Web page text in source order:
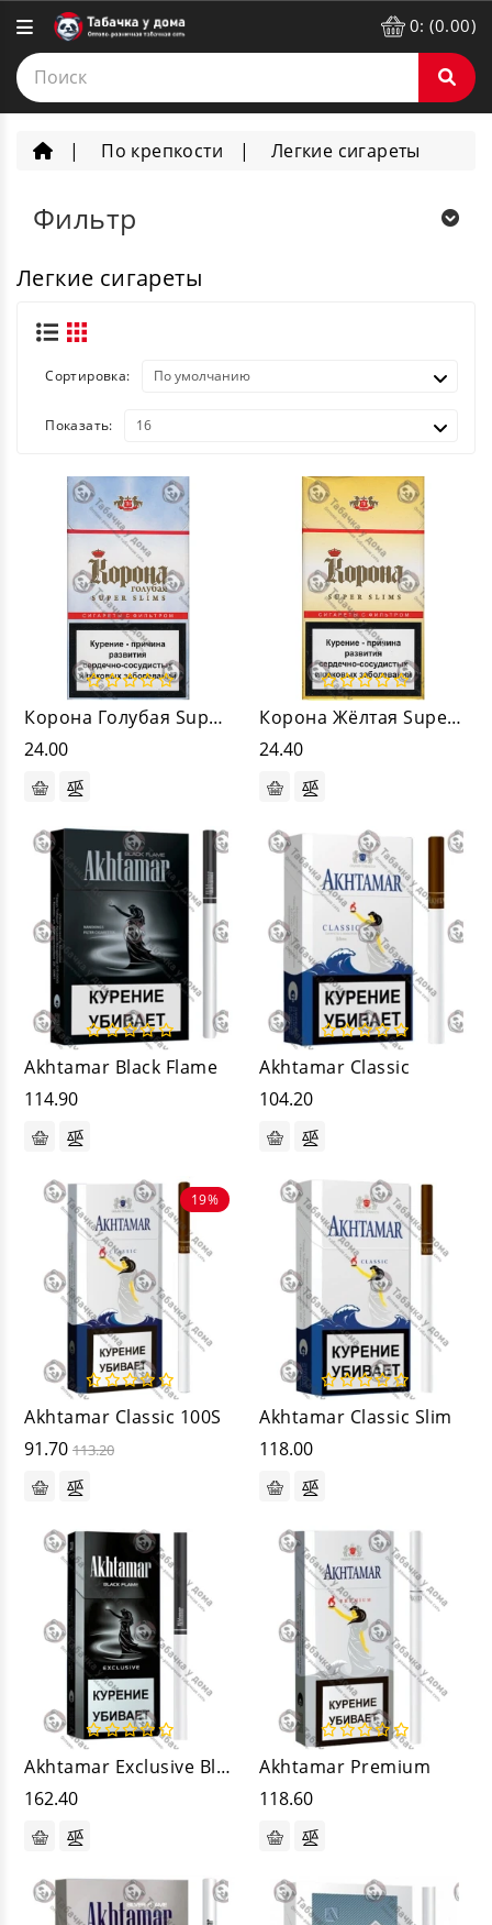
0: (0.00)
По крепкости Легкие сигареты
Фильтр
Легкие сигареты
Сортировка:
Показать:
Корона Голубая Super Slims
24.00
Корона Жёлтая Super Slims
24.40
Akhtamar Black Flame
114.90
Akhtamar Classic
104.20
19%
Akhtamar Classic 100S
91.70 113.20
Akhtamar Classic Slim
118.00
Akhtamar Exclusive Black
162.40
Akhtamar Premium
118.60